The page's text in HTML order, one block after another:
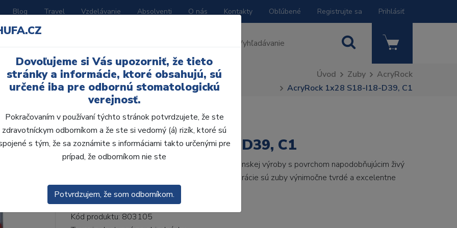
Blog Travel Vzdelávanie Absolventi O nás Kontakty Obľúbené Registrujte sa Prihlásiť
I18-D39, C1 Úvod Zuby
AcryRock
AcryRock 1x28 S18-I18-D39, C1
AcryRock 1x28 S18-I18-D39, C1
• Dvojvrstvové veľmi estetické živičné zuby talianskej výroby s povrchom napodobňujúcim živý
zub.• Vďaka použitiu špeciálnej živice novej generácie sú zuby výnimočne tvrdé a excelentne
odolávajú ab...ZOBRAZIT VÍCE
Kód produktu: 803105
Dovoľujeme si Vás upozorniť, že tieto
stránky a informácie, ktoré obsahujú, sú
určené iba pre odbornú stomatologickú
verejnosť.
Pokračovaním v používaní týchto stránok potvrdzujete, že ste
zdravotníckym odborníkom a že ste si vedomý (á) rizík, ktoré sú
s tým, že sa zoznámite s informáciami takto určenými pre
prípad, že odborníkom nie ste
Potvrdzujem, že som odborníkom.